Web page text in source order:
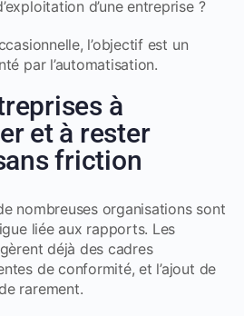
d’une entreprise ?
l’objectif est un
par l’automatisation.
à
et à rester
friction
nombreuses organisations sont
liée aux rapports. Les
déjà des cadres
de conformité, et l’ajout de
rarement.